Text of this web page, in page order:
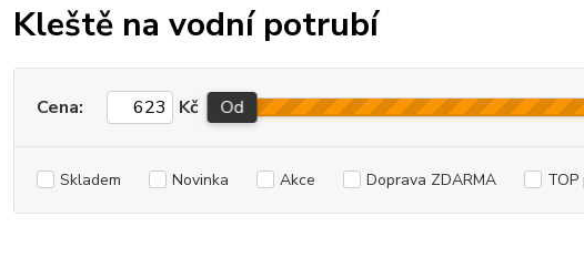
Kleště na vodní potrubí
Cena: Kč Od
Skladem Novinka Akce Doprava ZDARMA